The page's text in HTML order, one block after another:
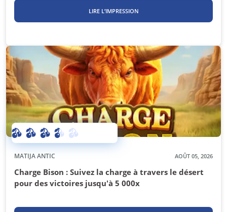
LIRE L’IMPRESSION
MATIJA ANTIC AOÛT 05, 2026
Charge Bison : Suivez la charge à travers le désert
pour des victoires jusqu'à 5 000x